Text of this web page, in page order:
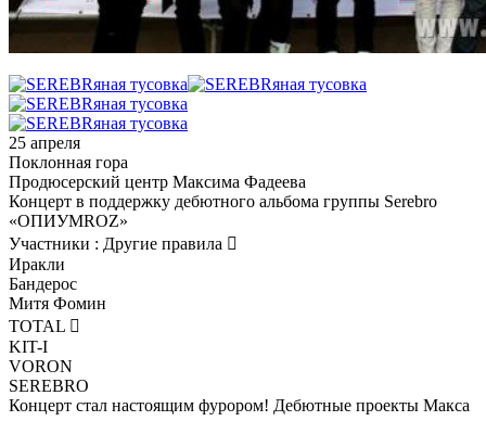
25 апреля
Поклонная гора
Продюсерский центр Максима Фадеева
Концерт в поддержку дебютного альбома группы Serebro
«ОПИУМROZ»
Участники : Другие правила 
Иракли
Бандерос
Митя Фомин
TOTAL 
KIT-I
VORON
SEREBRO
Концерт стал настоящим фурором! Дебютные проекты Макса